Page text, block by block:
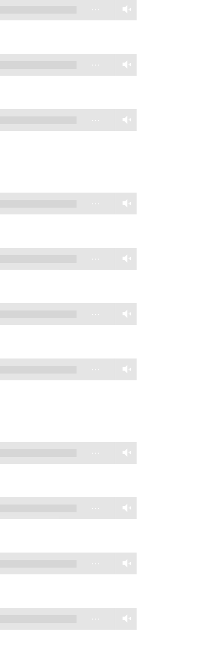
…
…
…
…
…
…
…
…
…
…
…